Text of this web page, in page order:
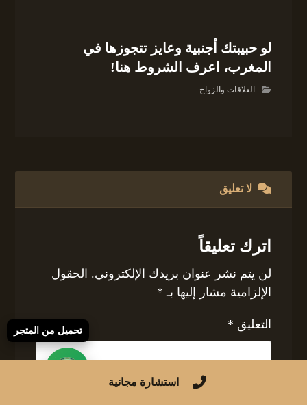
لو حبيبتك أجنبية وعايز تتجوزها في
المغرب، اعرف الشروط هنا!
العلاقات والزواج
لا تعليق
اترك تعليقاً
لن يتم نشر عنوان بريدك الإلكتروني. الحقول
الإلزامية مشار إليها بـ *
التعليق *
استشارة مجانية
تحميل من المتجر